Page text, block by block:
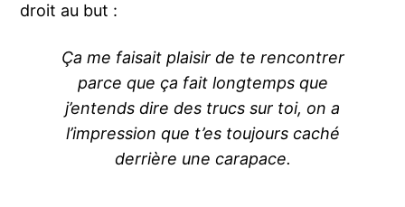
droit au but :
Ça me faisait plaisir de te rencontrer
parce que ça fait longtemps que
j’entends dire des trucs sur toi, on a
l’impression que t’es toujours caché
derrière une carapace.